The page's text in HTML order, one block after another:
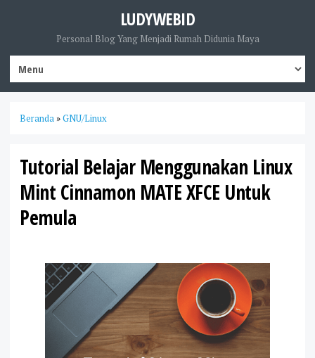
LUDYWEBID
Personal Blog Yang Menjadi Rumah Didunia Maya
Beranda»GNU/Linux
Tutorial Belajar Menggunakan Linux
Mint Cinnamon MATE XFCE Untuk
Pemula